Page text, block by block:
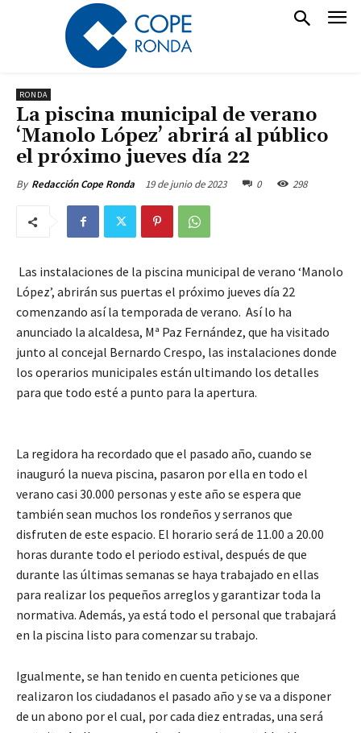
RONDA
La piscina municipal de verano
‘Manolo López’ abrirá al público
el próximo jueves día 22
By Redacción Cope Ronda 19 de junio de 2023 0 298
Las instalaciones de la piscina municipal de verano ‘Manolo
López’, abrirán sus puertas el próximo jueves día 22
comenzando así la temporada de verano. Así lo ha
anunciado la alcaldesa, Mª Paz Fernández, que ha visitado
junto al concejal Bernardo Crespo, las instalaciones donde
los operarios municipales están ultimando los detalles
para que todo esté a punto para la apertura.
La regidora ha recordado que el pasado año, cuando se
inauguró la nueva piscina, pasaron por ella en todo el
verano casi 30.000 personas y este año se espera que
también sean muchos los rondeños y serranos que
disfruten de este espacio. El horario será de 11.00 a 20.00
horas durante todo el periodo estival, después de que
durante las últimas semanas se haya trabajado en ellas
para realizar los pequeños arreglos y garantizar toda la
normativa. Además, ya está todo el personal que trabajará
en la piscina listo para comenzar su trabajo.
Igualmente, se han tenido en cuenta peticiones que
realizaron los ciudadanos el pasado año y se va a disponer
de un abono por el cual, por cada diez entradas, una será